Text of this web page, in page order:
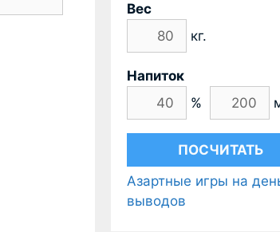
Вес
кг.
Напиток
%
Азартные игры на
выводов